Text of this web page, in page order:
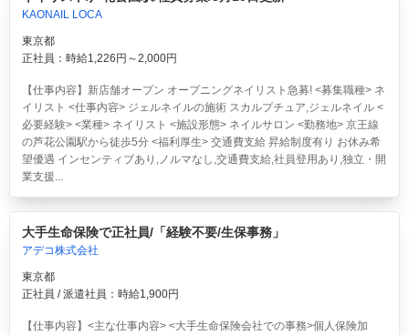
KAONAIL LOCA
東京都
正社員：時給1,226円～2,000円
【仕事内容】新店舗オープン オープニングネイリスト急募! <募集職種> ネ
イリスト <仕事内容> ジェルネイルの施術 スカルプチュア,ジェルネイル <
必要経験> <業種> ネイリスト <施設形態> ネイルサロン <勤務地> 京王線
の芦花公園駅から徒歩5分 <福利厚生> 交通費支給 昇給制度有り お休み希
望優遇 インセンティブあり,ノルマなし,交通費支給,社員登用あり,独立・開
業支援...
大手生命保険で正社員/「経験不要/生保事務」
アデコ株式会社
東京都
正社員 / 派遣社員：時給1,900円
【仕事内容】<主な仕事内容> <大手生命保険会社での事務>個人保険加